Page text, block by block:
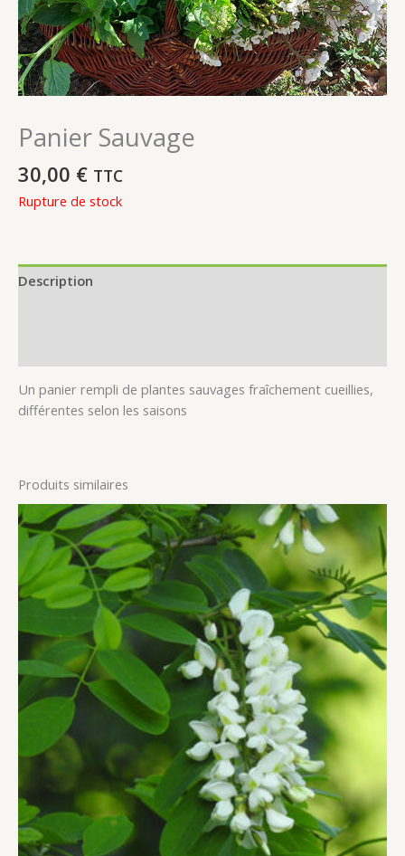
Panier Sauvage
30,00 € TTC
Rupture de stock
Description
Un panier rempli de plantes sauvages fraîchement cueillies,
différentes selon les saisons
Produits similaires